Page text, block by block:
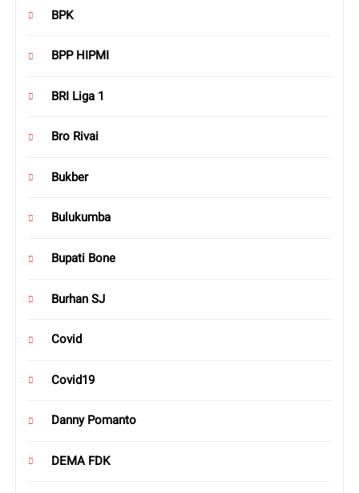
BPK
BPP HIPMI
BRI Liga 1
Bro Rivai
Bukber
Bulukumba
Bupati Bone
Burhan SJ
Covid
Covid19
Danny Pomanto
DEMA FDK